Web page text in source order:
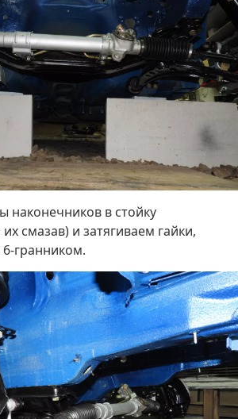
наконечников в стойку
смазав) и затягиваем гайки,
гранником.